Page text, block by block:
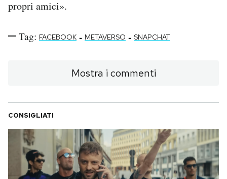
propri amici».
Tag: FACEBOOK - METAVERSO - SNAPCHAT
Mostra i commenti
CONSIGLIATI